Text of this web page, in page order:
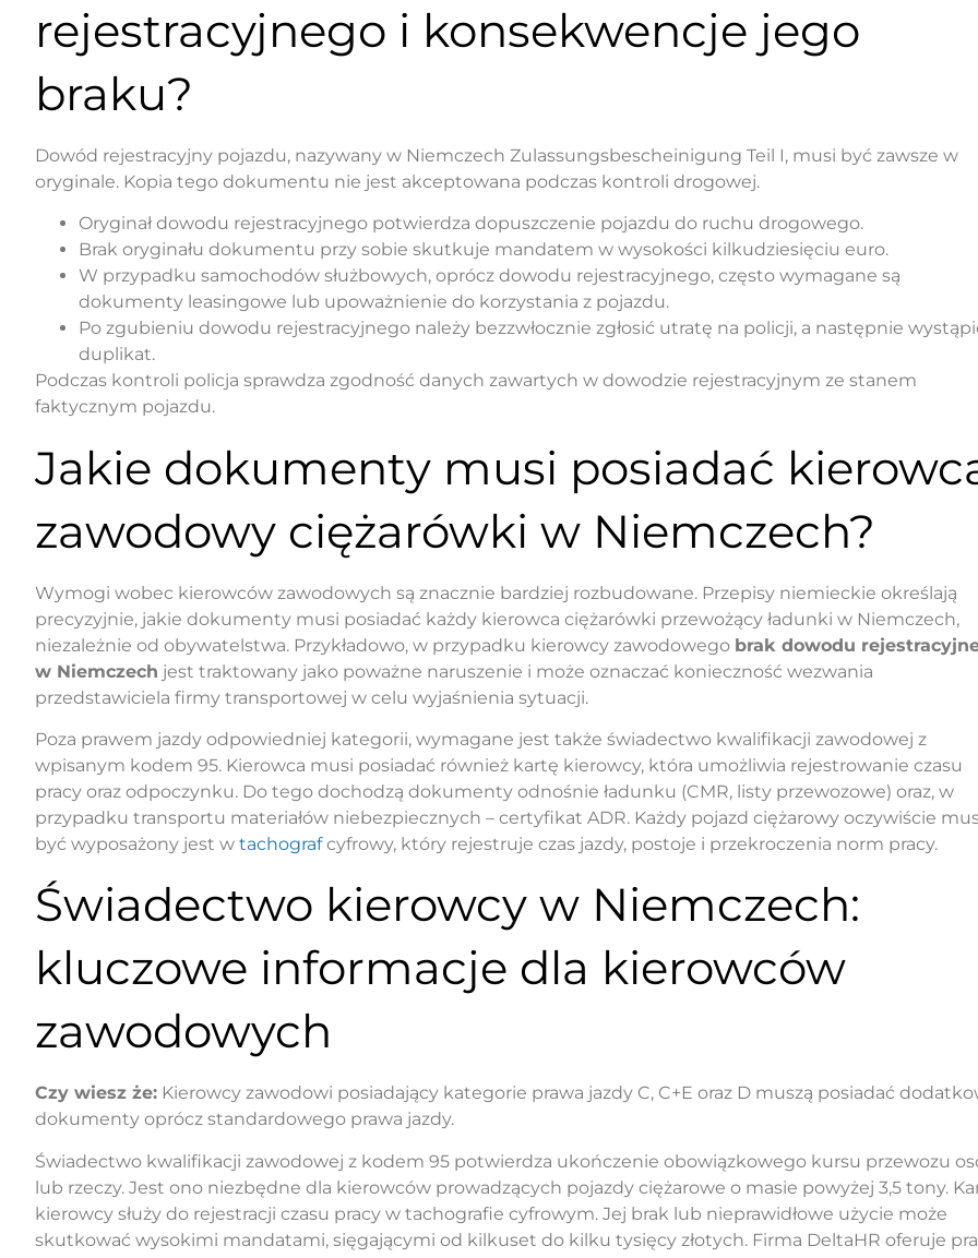
rejestracyjnego i konsekwencje jego
braku?
Dowód rejestracyjny pojazdu, nazywany w Niemczech Zulassungsbescheinigung Teil I, musi być zawsze w
oryginale. Kopia tego dokumentu nie jest akceptowana podczas kontroli drogowej.
Oryginał dowodu rejestracyjnego potwierdza dopuszczenie pojazdu do ruchu drogowego.
Brak oryginału dokumentu przy sobie skutkuje mandatem w wysokości kilkudziesięciu euro.
W przypadku samochodów służbowych, oprócz dowodu rejestracyjnego, często wymagane są
dokumenty leasingowe lub upoważnienie do korzystania z pojazdu.
Po zgubieniu dowodu rejestracyjnego należy bezzwłocznie zgłosić utratę na policji, a następnie
duplikat.
Podczas kontroli policja sprawdza zgodność danych zawartych w dowodzie rejestracyjnym ze stanem
faktycznym pojazdu.
Jakie dokumenty musi posiadać
zawodowy ciężarówki w Niemczech?
Wymogi wobec kierowców zawodowych są znacznie bardziej rozbudowane. Przepisy niemieckie określają
precyzyjnie, jakie dokumenty musi posiadać każdy kierowca ciężarówki przewożący ładunki w Niemczech,
niezależnie od obywatelstwa. Przykładowo, w przypadku kierowcy zawodowego brak dowodu
w Niemczech jest traktowany jako poważne naruszenie i może oznaczać konieczność wezwania
przedstawiciela firmy transportowej w celu wyjaśnienia sytuacji.
Poza prawem jazdy odpowiedniej kategorii, wymagane jest także świadectwo kwalifikacji zawodowej z
wpisanym kodem 95. Kierowca musi posiadać również kartę kierowcy, która umożliwia rejestrowanie czasu
pracy oraz odpoczynku. Do tego dochodzą dokumenty odnośnie ładunku (CMR, listy przewozowe) oraz, w
przypadku transportu materiałów niebezpiecznych – certyfikat ADR. Każdy pojazd ciężarowy oczywiście
być wyposażony jest w tachografcyfrowy, który rejestruje czas jazdy, postoje i przekroczenia norm pracy.
Świadectwo kierowcy w Niemczech:
kluczowe informacje dla kierowców
zawodowych
Czy wiesz że: Kierowcy zawodowi posiadający kategorie prawa jazdy C, C+E oraz D muszą posiadać
dokumenty oprócz standardowego prawa jazdy.
Świadectwo kwalifikacji zawodowej z kodem 95 potwierdza ukończenie obowiązkowego kursu przewozu
lub rzeczy. Jest ono niezbędne dla kierowców prowadzących pojazdy ciężarowe o masie powyżej 3,5 tony.
kierowcy służy do rejestracji czasu pracy w tachografie cyfrowym. Jej brak lub nieprawidłowe użycie może
skutkować wysokimi mandatami, sięgającymi od kilkuset do kilku tysięcy złotych. Firma DeltaHR oferuje